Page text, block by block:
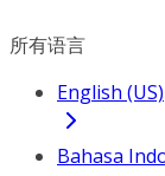
所有语言
English (US)
Bahasa